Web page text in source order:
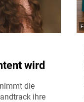
wird
die
ihre